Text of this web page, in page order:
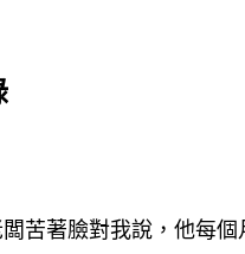
苦著臉對我說，他每